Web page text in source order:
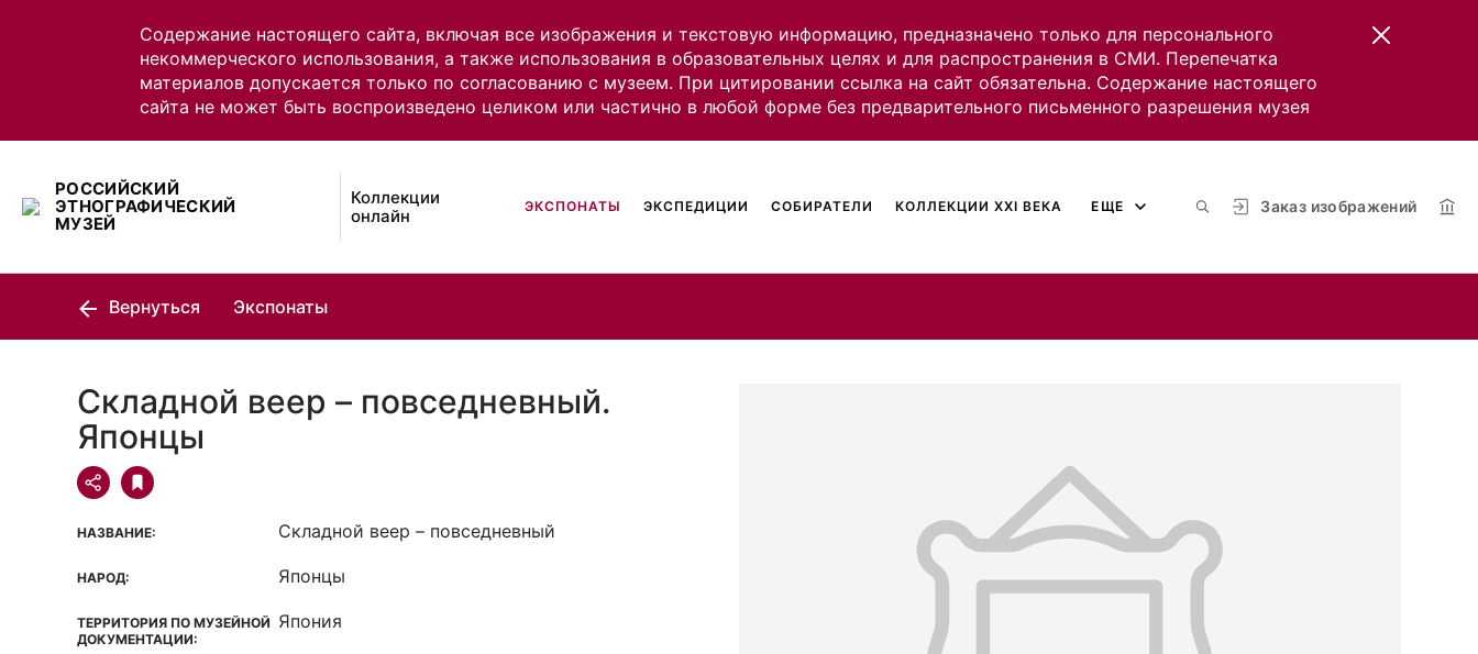
Содержание настоящего сайта, включая все изображения и текстовую информацию, предназначено только для персонального
некоммерческого использования, а также использования в образовательных целях и для распространения в СМИ. Перепечатка
материалов допускается только по согласованию с музеем. При цитировании ссылка на сайт обязательна. Содержание настоящего
сайта не может быть воспроизведено целиком или частично в любой форме без предварительного письменного разрешения музея
РОССИЙСКИЙ
ЭТНОГРАФИЧЕСКИЙ
МУЗЕЙ
Коллекции
онлайн
Заказ изображений
ЭКСПОНАТЫ ЭКСПЕДИЦИИ СОБИРАТЕЛИ КОЛЛЕКЦИИ XXI ВЕКА ЕЩЕ
Вернуться Экспонаты
Складной веер – повседневный.
Японцы
НАЗВАНИЕ: Складной веер – повседневный
НАРОД: Японцы
ТЕРРИТОРИЯ ПО МУЗЕЙНОЙ
ДОКУМЕНТАЦИИ:
Япония